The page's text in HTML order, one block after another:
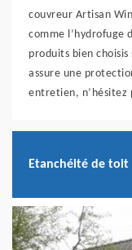
couvreur Artisan
comme l’hydrofuge
produits bien
assure une
entretien, n’hésitez
Etanchéité de toit